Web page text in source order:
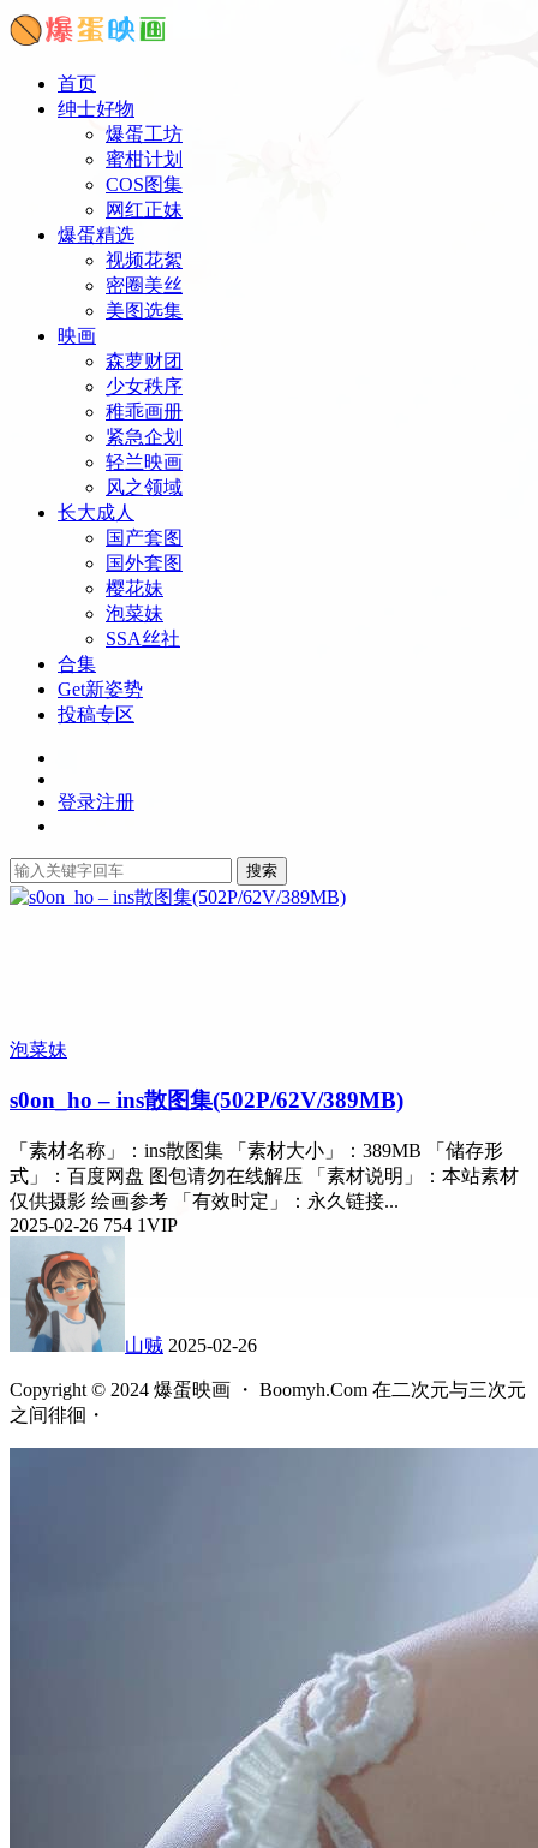
首页
绅士好物
爆蛋工坊
蜜柑计划
COS图集
网红正妹
爆蛋精选
视频花絮
密圈美丝
美图选集
映画
森萝财团
少女秩序
稚乖画册
紧急企划
轻兰映画
风之领域
长大成人
国产套图
国外套图
樱花妹
泡菜妹
SSA丝社
合集
Get新姿势
投稿专区
登录注册
搜索
泡菜妹
s0on_ho – ins散图集(502P/62V/389MB)
「素材名称」：ins散图集 「素材大小」：389MB 「储存形
式」：百度网盘 图包请勿在线解压 「素材说明」：本站素材
仅供摄影 绘画参考 「有效时定」：永久链接...
2025-02-26 754 1VIP
山贼 2025-02-26
Copyright © 2024 爆蛋映画 ・ Boomyh.Com 在二次元与三次元
之间徘徊・